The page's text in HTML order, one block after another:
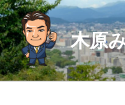
コ
ン
テ
ン
ツ
木原